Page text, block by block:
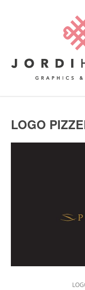
LOGO